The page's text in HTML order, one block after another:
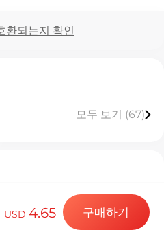
데
금
환되는지 확인
모두 보기 (67)
소진 후 128kbps 제한 무제한
다 1일로 계산
USD4.65 구매하기